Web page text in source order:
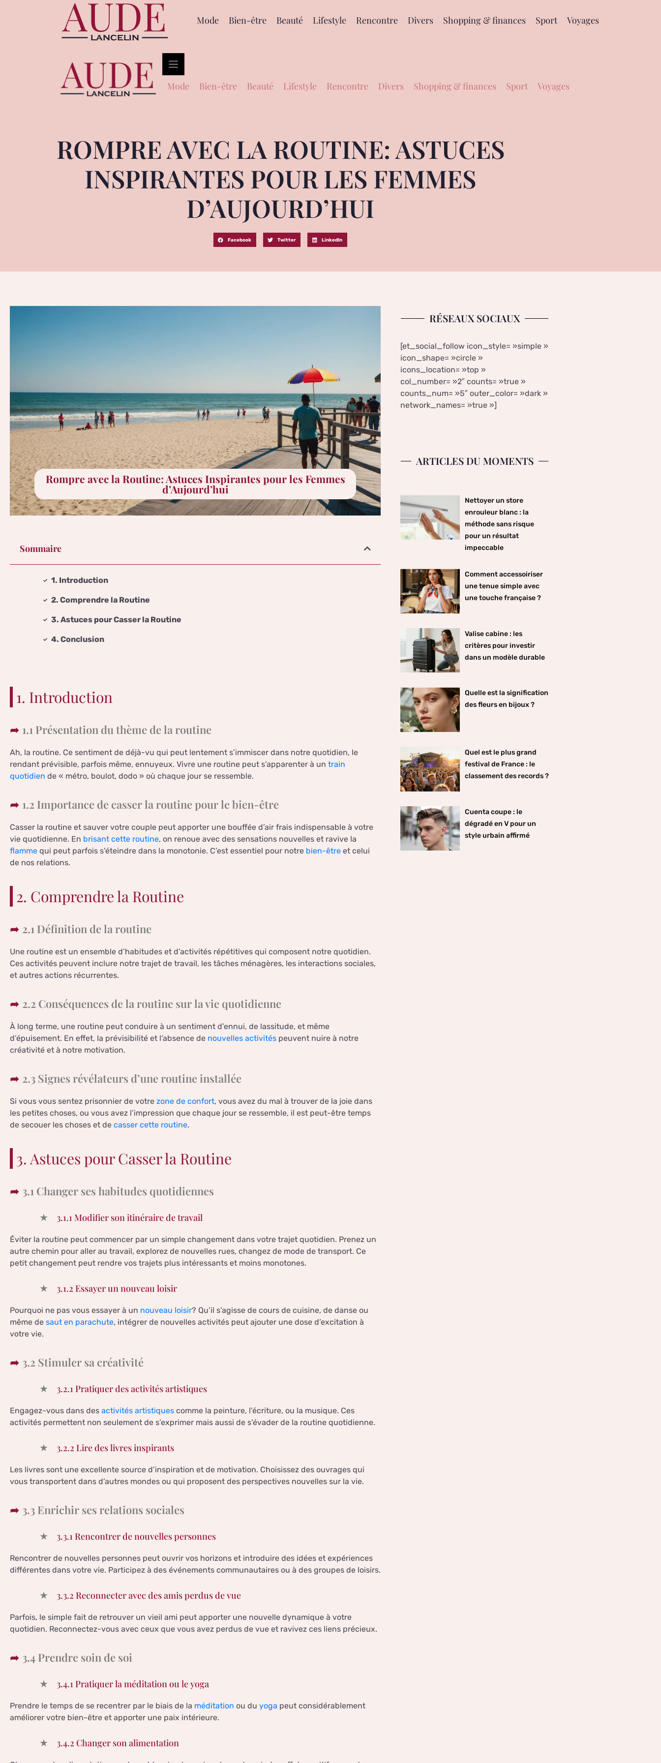
Mode Bien-être Beauté Lifestyle Rencontre Divers Shopping & finances Sport Voyages
Mode Bien-être Beauté Lifestyle Rencontre Divers Shopping & finances Sport Voyages
ROMPRE AVEC LA ROUTINE: ASTUCES
INSPIRANTES POUR LES FEMMES
D’AUJOURD’HUI
Facebook Twitter LinkedIn
Rompre avec la Routine: Astuces Inspirantes pour les Femmes
d’Aujourd’hui
Sommaire
1. Introduction
2. Comprendre la Routine
3. Astuces pour Casser la Routine
4. Conclusion
1. Introduction
1.1 Présentation du thème de la routine
Ah, la routine. Ce sentiment de déjà-vu qui peut lentement s’immiscer dans notre quotidien, le
rendant prévisible, parfois même, ennuyeux. Vivre une routine peut s’apparenter à un train
quotidien de « métro, boulot, dodo » où chaque jour se ressemble.
1.2 Importance de casser la routine pour le bien-être
Casser la routine et sauver votre couple peut apporter une bouffée d’air frais indispensable à votre
vie quotidienne. En brisant cette routine, on renoue avec des sensations nouvelles et ravive la
flamme qui peut parfois s’éteindre dans la monotonie. C’est essentiel pour notre bien-être et celui
de nos relations.
2. Comprendre la Routine
2.1 Définition de la routine
Une routine est un ensemble d’habitudes et d’activités répétitives qui composent notre quotidien.
Ces activités peuvent inclure notre trajet de travail, les tâches ménagères, les interactions sociales,
et autres actions récurrentes.
2.2 Conséquences de la routine sur la vie quotidienne
À long terme, une routine peut conduire à un sentiment d’ennui, de lassitude, et même
d’épuisement. En effet, la prévisibilité et l’absence de nouvelles activités peuvent nuire à notre
créativité et à notre motivation.
2.3 Signes révélateurs d’une routine installée
Si vous vous sentez prisonnier de votre zone de confort, vous avez du mal à trouver de la joie dans
les petites choses, ou vous avez l’impression que chaque jour se ressemble, il est peut-être temps
de secouer les choses et de casser cette routine.
3. Astuces pour Casser la Routine
3.1 Changer ses habitudes quotidiennes
3.1.1 Modifier son itinéraire de travail
Éviter la routine peut commencer par un simple changement dans votre trajet quotidien. Prenez un
autre chemin pour aller au travail, explorez de nouvelles rues, changez de mode de transport. Ce
petit changement peut rendre vos trajets plus intéressants et moins monotones.
3.1.2 Essayer un nouveau loisir
Pourquoi ne pas vous essayer à un nouveau loisir? Qu’il s’agisse de cours de cuisine, de danse ou
même de saut en parachute, intégrer de nouvelles activités peut ajouter une dose d’excitation à
votre vie.
3.2 Stimuler sa créativité
3.2.1 Pratiquer des activités artistiques
Engagez-vous dans des activités artistiques comme la peinture, l’écriture, ou la musique. Ces
activités permettent non seulement de s’exprimer mais aussi de s’évader de la routine quotidienne.
3.2.2 Lire des livres inspirants
Les livres sont une excellente source d’inspiration et de motivation. Choisissez des ouvrages qui
vous transportent dans d’autres mondes ou qui proposent des perspectives nouvelles sur la vie.
3.3 Enrichir ses relations sociales
3.3.1 Rencontrer de nouvelles personnes
Rencontrer de nouvelles personnes peut ouvrir vos horizons et introduire des idées et expériences
différentes dans votre vie. Participez à des événements communautaires ou à des groupes de loisirs.
3.3.2 Reconnecter avec des amis perdus de vue
Parfois, le simple fait de retrouver un vieil ami peut apporter une nouvelle dynamique à votre
quotidien. Reconnectez-vous avec ceux que vous avez perdus de vue et ravivez ces liens précieux.
3.4 Prendre soin de soi
3.4.1 Pratiquer la méditation ou le yoga
Prendre le temps de se recentrer par le biais de la méditation ou du yoga peut considérablement
améliorer votre bien-être et apporter une paix intérieure.
3.4.2 Changer son alimentation
RÉSEAUX SOCIAUX
[et_social_follow icon_style= »simple »
icon_shape= »circle »
icons_location= »top »
col_number= »2″ counts= »true »
counts_num= »5″ outer_color= »dark »
network_names= »true »]
ARTICLES DU MOMENTS
Nettoyer un store
enrouleur blanc : la
méthode sans risque
pour un résultat
impeccable
Comment accessoiriser
une tenue simple avec
une touche française ?
Valise cabine : les
critères pour investir
dans un modèle durable
Quelle est la signification
des fleurs en bijoux ?
Quel est le plus grand
festival de France : le
classement des records ?
Cuenta coupe : le
dégradé en V pour un
style urbain affirmé